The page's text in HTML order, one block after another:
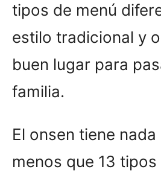
tipos de menú
estilo tradicional y
buen lugar para
familia.
El onsen tiene
menos que 13